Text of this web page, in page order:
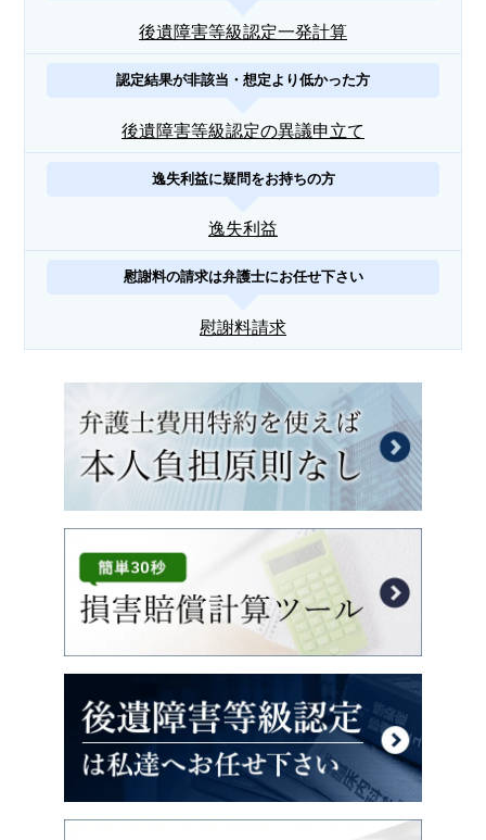
後遺障害等級認定一発計算
認定結果が非該当・想定より低かった方
後遺障害等級認定の異議申立て
逸失利益に疑問をお持ちの方
逸失利益
慰謝料の請求は弁護士にお任せ下さい
慰謝料請求